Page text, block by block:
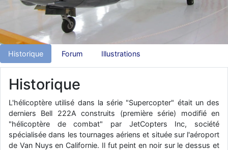
: Joyeux Noël à tous !
d9pouces
: mais tu peux tenter l'un des rares lycées militaires
comme le Prytanée dans la Sarthe, ça ne peut pas faire de mal !
d9pouces: C'est plutôt après le lycée, voire après une prépa
scientifique, tu as donc encore un peu de temps devant toi
yaellerigolow: bonjour a tous je suis un élève de première
passionnée par l'aviation militaire , pourrais je savoir que faire après
le lycée pour s'orienter et pouvoir devenir officier de l'armée de l'air?
d9pouces : lesquels, par exemple ?
mahmoud : bonsoir, très instructif ce site .mais nous aimerions avoir
les photo des anciens appareils de l'armée de l'air de la haute -volta
Historique Forum Illustrations
Historique
L'hélicoptère utilisé dans la série "Supercopter" était un des
derniers Bell 222A construits (première série) modifié en
"hélicoptère de combat" par JetCopters Inc, société
spécialisée dans les tournages aériens et située sur l'aéroport
de Van Nuys en Californie. Il fut peint en noir sur le dessus et